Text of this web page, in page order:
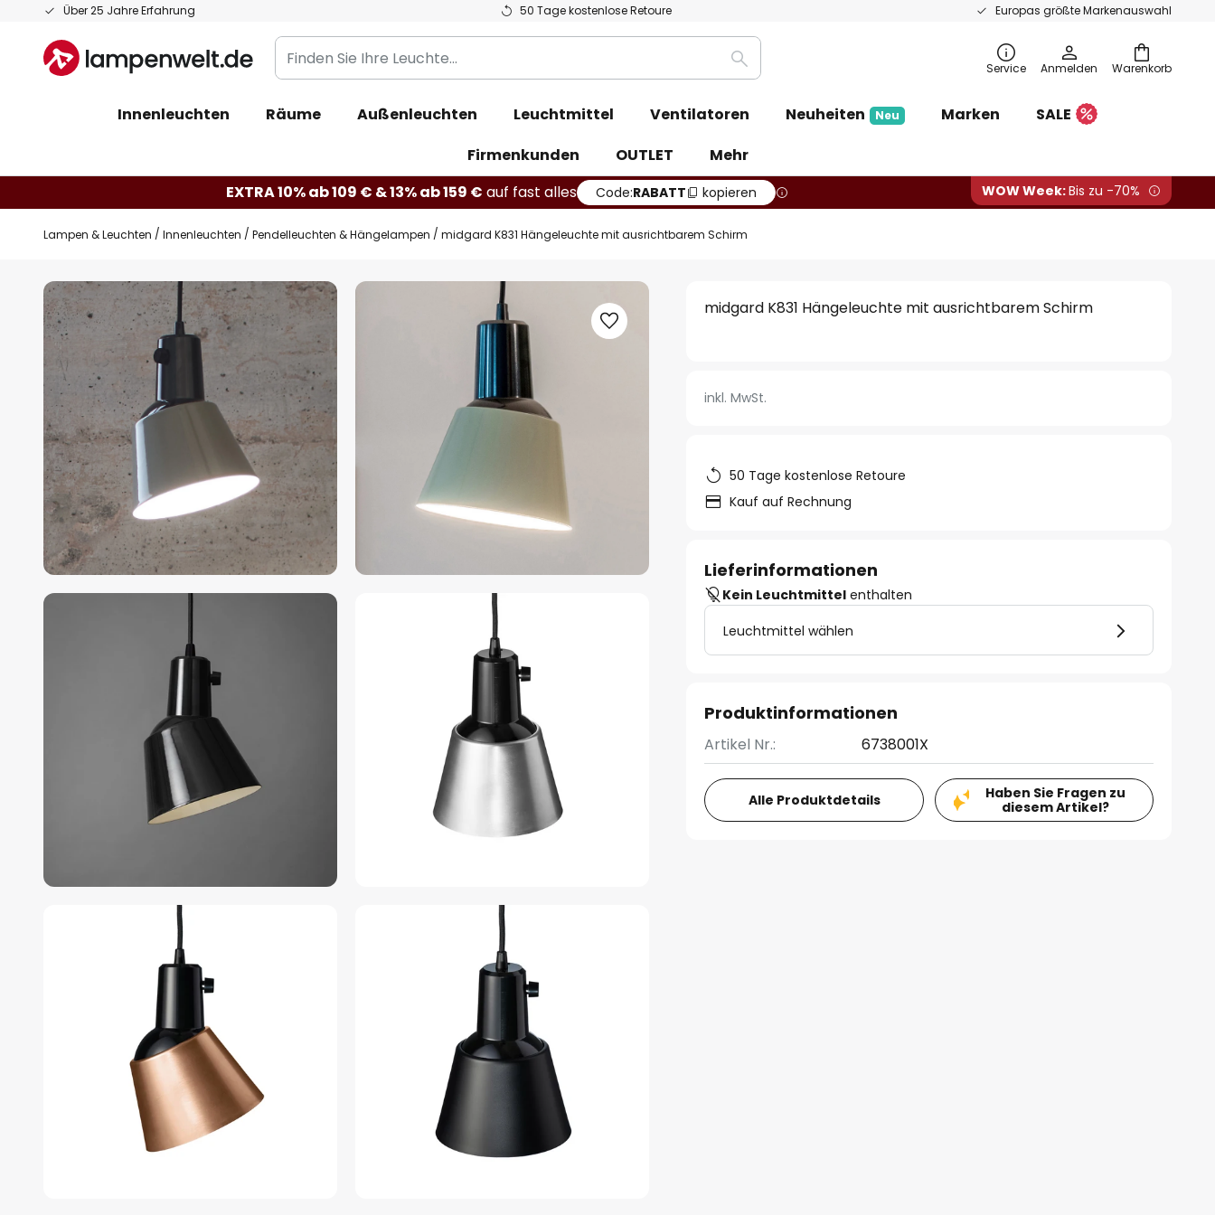
Über 25 Jahre Erfahrung 50 Tage kostenlose Retoure Europas größte Markenauswahl
Zum
springen
Warenkorb
Finden
Sie
Leuchte...
Suche Service Anmelden
Innenleuchten Räume Außenleuchten Leuchtmittel Ventilatoren Neuheiten Neu Marken
SALE
Firmenkunden
OUTLET
Mehr
EXTRA 10% ab 109 € & 13% ab 159 € auf fast alles Code:RABATT kopieren WOW Week:Bis zu -70%
Lampen & Leuchten Innenleuchten Pendelleuchten & Hängelampen midgard K831 Hängeleuchte mit ausrichtbarem Schirm
Zum
Ende
der
Bildgalerie
springen
midgard K831 Hängeleuchte mit ausrichtbarem Schirm
inkl. MwSt.
50 Tage kostenlose Retoure
Kauf auf Rechnung
Lieferinformationen
Kein Leuchtmittel enthalten
Leuchtmittel wählen
Produktinformationen
Artikel Nr.: 6738001X
Alle Produktdetails
Haben Sie Fragen zu
diesem Artikel?